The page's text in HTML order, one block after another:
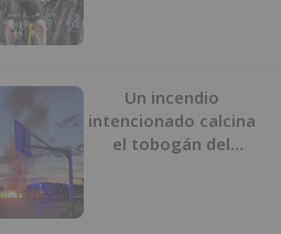
Un incendio
intencionado calcina
el tobogán del